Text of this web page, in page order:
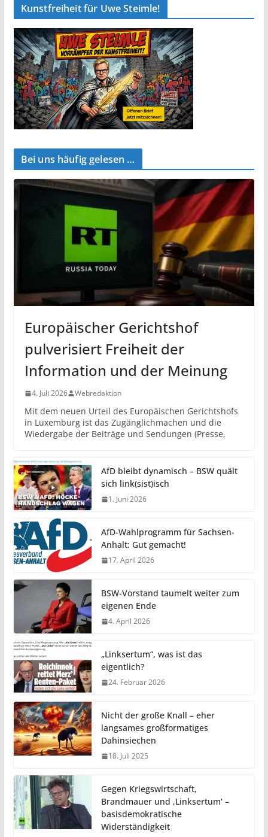
Kunstfreiheit für Uwe Steimle!
Bei uns häufig gelesen …
Europäischer Gerichtshof
pulverisiert Freiheit der
Information und der Meinung
4. Juli 2026 Webredaktion
Mit dem neuen Urteil des Europäischen Gerichtshofs
in Luxemburg ist das Zugänglichmachen und die
Wiedergabe der Beiträge und Sendungen (Presse,
AfD bleibt dynamisch – BSW quält
sich link(sist)isch
1. Juni 2026
AfD-Wahlprogramm für Sachsen-
Anhalt: Gut gemacht!
17. April 2026
BSW-Vorstand taumelt weiter zum
eigenen Ende
4. April 2026
„Linksertum“, was ist das
eigentlich?
24. Februar 2026
Nicht der große Knall – eher
langsames großformatiges
Dahinsiechen
18. Juli 2025
Gegen Kriegswirtschaft,
Brandmauer und ‚Linksertum‘ –
basisdemokratische
Widerständigkeit